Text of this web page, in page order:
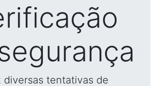
diversas tentativas de